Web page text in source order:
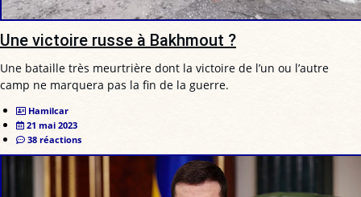
Une victoire russe à Bakhmout ?
Une bataille très meurtrière dont la victoire de l’un ou l’autre
camp ne marquera pas la fin de la guerre.
Hamilcar
21 mai 2023
38 réactions